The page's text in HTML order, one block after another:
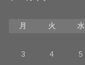
月
火 水
3
4 5